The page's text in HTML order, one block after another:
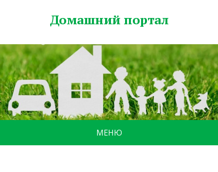
Домашний портал
МЕНЮ